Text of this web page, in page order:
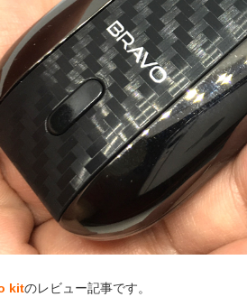
kitのレビュー記事です。